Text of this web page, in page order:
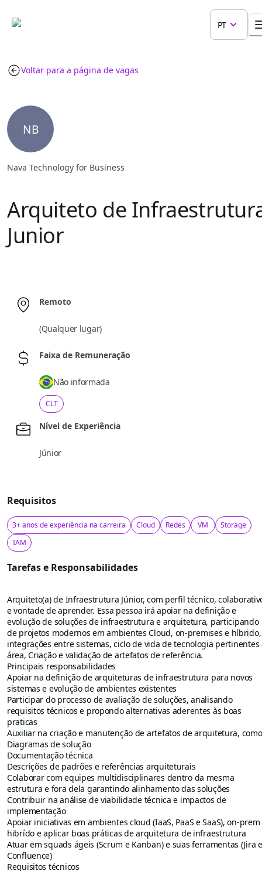
PT
Voltar para a página de vagas
NB
Nava Technology for Business
Arquiteto de
Junior
Remoto
(Qualquer lugar)
Faixa de Remuneração
Não informada
CLT
Nível de Experiência
Júnior
Requisitos
3+ anos de experiência na carreira Cloud Redes VM
Storage
IAM
Tarefas e Responsabilidades
Arquiteto(a) de Infraestrutura Júnior, com perfil técnico,
e vontade de aprender. Essa pessoa irá apoiar na definição e
evolução de soluções de infraestrutura e arquitetura, participando
de projetos modernos em ambientes Cloud, on-premises e híbrido,
integrações entre sistemas, ciclo de vida de tecnologia pertinentes
área, Criação e validação de artefatos de referência.
Principais responsabilidades
Apoiar na definição de arquiteturas de infraestrutura para novos
sistemas e evolução de ambientes existentes
Participar do processo de avaliação de soluções, analisando
requisitos técnicos e propondo alternativas aderentes às boas
praticas
Auxiliar na criação e manutenção de artefatos de arquitetura,
Diagramas de solução
Documentação técnica
Descrições de padrões e referências arquiteturais
Colaborar com equipes multidisciplinares dentro da mesma
estrutura e fora dela garantindo alinhamento das soluções
Contribuir na análise de viabilidade técnica e impactos de
implementação
Apoiar iniciativas em ambientes cloud (IaaS, PaaS e SaaS), on-prem
hibrído e aplicar boas práticas de arquitetura de infraestrutura
Atuar em squads ágeis (Scrum e Kanban) e suas ferramentas (Jira e
Confluence)
Requisitos técnicos